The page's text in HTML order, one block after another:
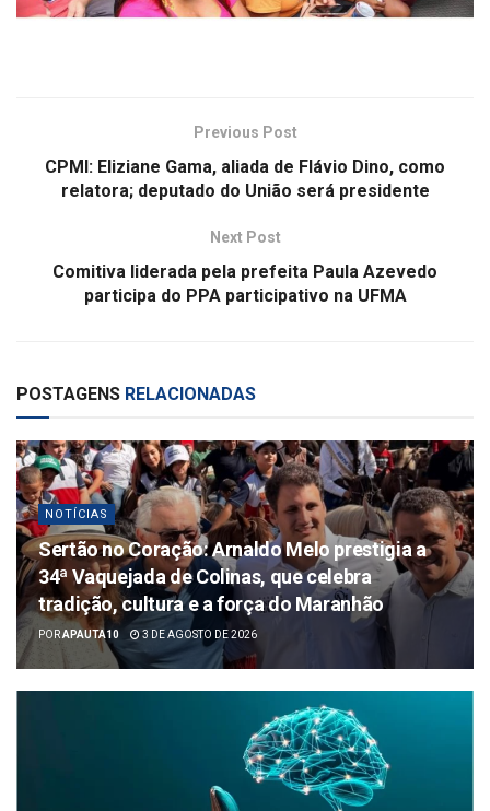
Previous Post
CPMI: Eliziane Gama, aliada de Flávio Dino, como
relatora; deputado do União será presidente
Next Post
Comitiva liderada pela prefeita Paula Azevedo
participa do PPA participativo na UFMA
POSTAGENS RELACIONADAS
NOTÍCIAS
Sertão no Coração: Arnaldo Melo prestigia a
34ª Vaquejada de Colinas, que celebra
tradição, cultura e a força do Maranhão
PORAPAUTA10 3 DE AGOSTO DE 2026